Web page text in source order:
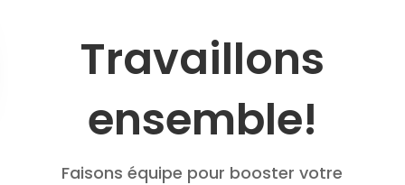
Travaillons
ensemble!
Faisons équipe pour booster votre